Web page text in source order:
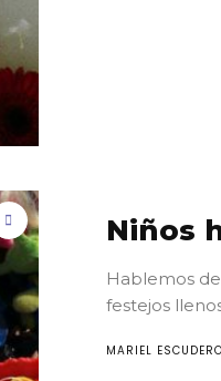
Niños
Hablemos
festejos
MARIEL ESCUDERO